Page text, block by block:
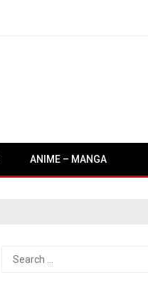
ANIME – MANGA
Search